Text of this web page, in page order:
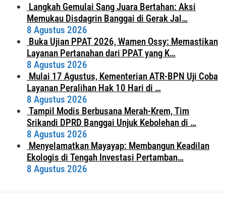
Langkah Gemulai Sang Juara Bertahan: Aksi
Memukau Disdagrin Banggai di Gerak Jal…
8 Agustus 2026
Buka Ujian PPAT 2026, Wamen Ossy: Memastikan
Layanan Pertanahan dari PPAT yang K…
8 Agustus 2026
Mulai 17 Agustus, Kementerian ATR-BPN Uji Coba
Layanan Peralihan Hak 10 Hari di …
8 Agustus 2026
Tampil Modis Berbusana Merah-Krem, Tim
Srikandi DPRD Banggai Unjuk Kebolehan di …
8 Agustus 2026
Menyelamatkan Mayayap: Membangun Keadilan
Ekologis di Tengah Investasi Pertamban…
8 Agustus 2026